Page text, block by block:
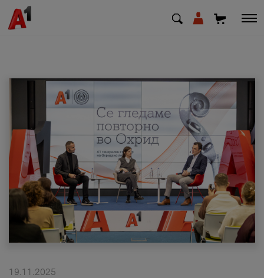
МК SQ
Приватни Деловни
Поддршка
Надополни кредит
19.11.2025